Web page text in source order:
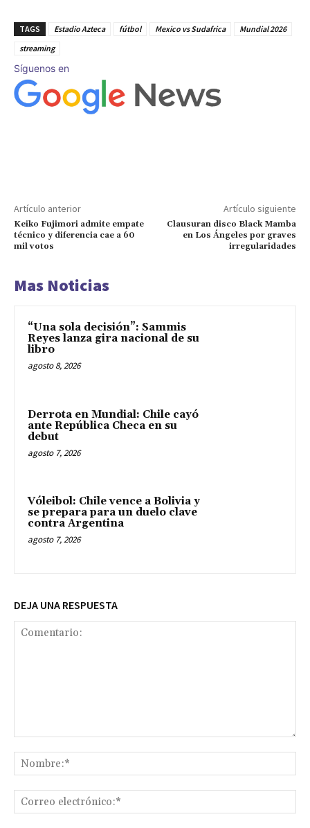
TAGS Estadio Azteca fútbol Mexico vs Sudafrica
Mundial 2026
streaming
Síguenos en
Artículo anterior
Keiko Fujimori admite empate
técnico y diferencia cae a 60
mil votos
Artículo siguiente
Clausuran disco Black Mamba
en Los Ángeles por graves
irregularidades
Mas Noticias
“Una sola decisión”: Sammis
Reyes lanza gira nacional de su
libro
agosto 8, 2026
Derrota en Mundial: Chile cayó
ante República Checa en su
debut
agosto 7, 2026
Vóleibol: Chile vence a Bolivia y
se prepara para un duelo clave
contra Argentina
agosto 7, 2026
DEJA UNA RESPUESTA